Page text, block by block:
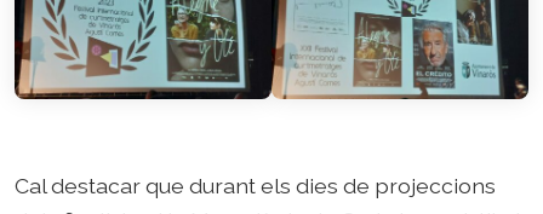
Cal destacar que durant els dies de projeccions